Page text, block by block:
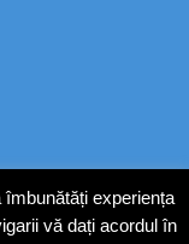
experiența
vă dați acordul în